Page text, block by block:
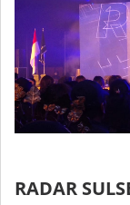
RADAR